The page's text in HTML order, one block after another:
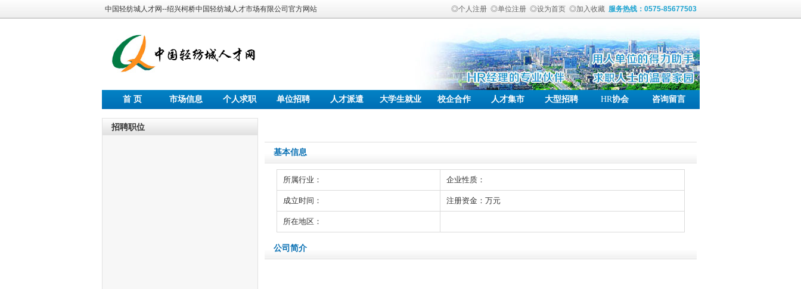
中国轻纺城人才网--绍兴柯桥中国轻纺城人才市场有限公司官方网站 ◎个人注册 ◎单位注册 ◎设为首页 ◎加入收藏 服务热线：0575-85677503
首 页 市场信息 个人求职 单位招聘 人才派遣 大学生就业 校企合作 人才集市 大型招聘 HR协会 咨询留言
招聘职位
基本信息
所属行业： 企业性质：
成立时间： 注册资金：万元
所在地区：
公司简介